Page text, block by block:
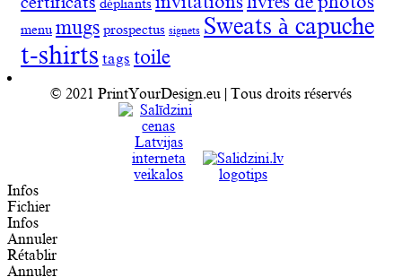
dépliants
menu mugs prospectus signets Sweats à capuche
t-shirts tags toile
© 2021 PrintYourDesign.eu | Tous droits réservés
Infos
Fichier
Infos
Annuler
Rétablir
Annuler